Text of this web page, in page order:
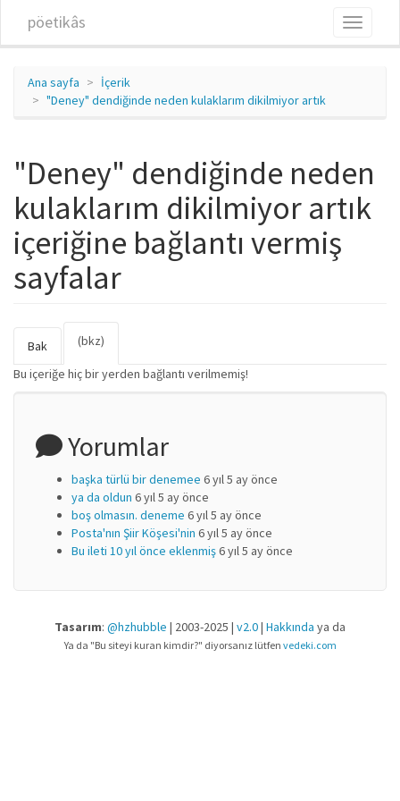
pöetikâs
Toggle
Ana sayfa
İçerik
"Deney" dendiğinde neden kulaklarım dikilmiyor artık
"Deney" dendiğinde neden
kulaklarım dikilmiyor artık
içeriğine bağlantı vermiş
sayfalar
Birincil sekmeler
Bak (bkz)
Bu içeriğe hiç bir yerden bağlantı verilmemiş!
Yorumlar
başka türlü bir denemee 6 yıl 5 ay önce
ya da oldun 6 yıl 5 ay önce
boş olmasın. deneme 6 yıl 5 ay önce
Posta'nın Şiir Köşesi'nin 6 yıl 5 ay önce
Bu ileti 10 yıl önce eklenmiş6 yıl 5 ay önce
Tasarım: @hzhubble | 2003-2025 | v2.0| Hakkında ya da
Ya da "Bu siteyi kuran kimdir?" diyorsanız lütfen vedeki.com